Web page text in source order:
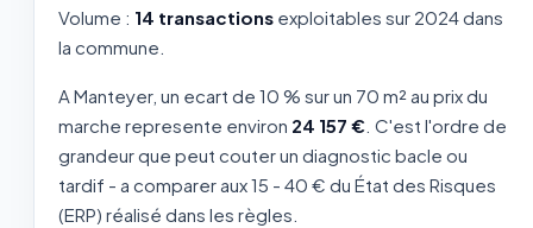
Volume : 14 transactions exploitables sur 2024 dans
la commune.
A Manteyer, un ecart de 10 % sur un 70 m² au prix du
marche represente environ 24 157 € . C'est l'ordre de
grandeur que peut couter un diagnostic bacle ou
tardif - a comparer aux 15 - 40 € du État des Risques
(ERP) réalisé dans les règles.